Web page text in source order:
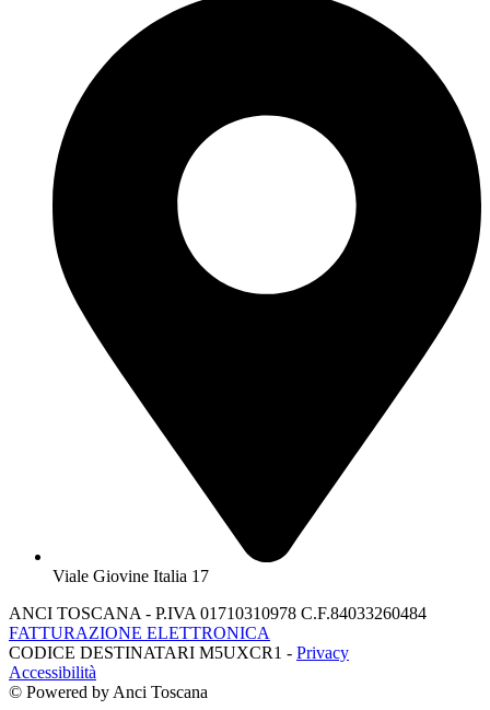
Viale Giovine Italia 17
ANCI TOSCANA - P.IVA 01710310978 C.F.84033260484
FATTURAZIONE ELETTRONICA
CODICE DESTINATARI M5UXCR1 - Privacy
Accessibilità
© Powered by Anci Toscana